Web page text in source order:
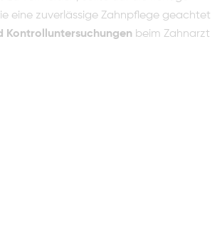
eine zuverlässige Zahnpflege geachtet
Kontrolluntersuchungen beim Zahnarzt